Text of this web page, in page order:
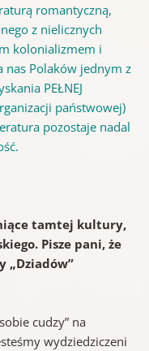
romantyczną,
z nielicznych
kolonializmem i
nas Polaków jednym z
PEŁNEJ
państwowej)
pozostaje nadal
tamtej kultury,
Pisze pani, że
„Dziadów”
cudzy” na
wydziedziczeni